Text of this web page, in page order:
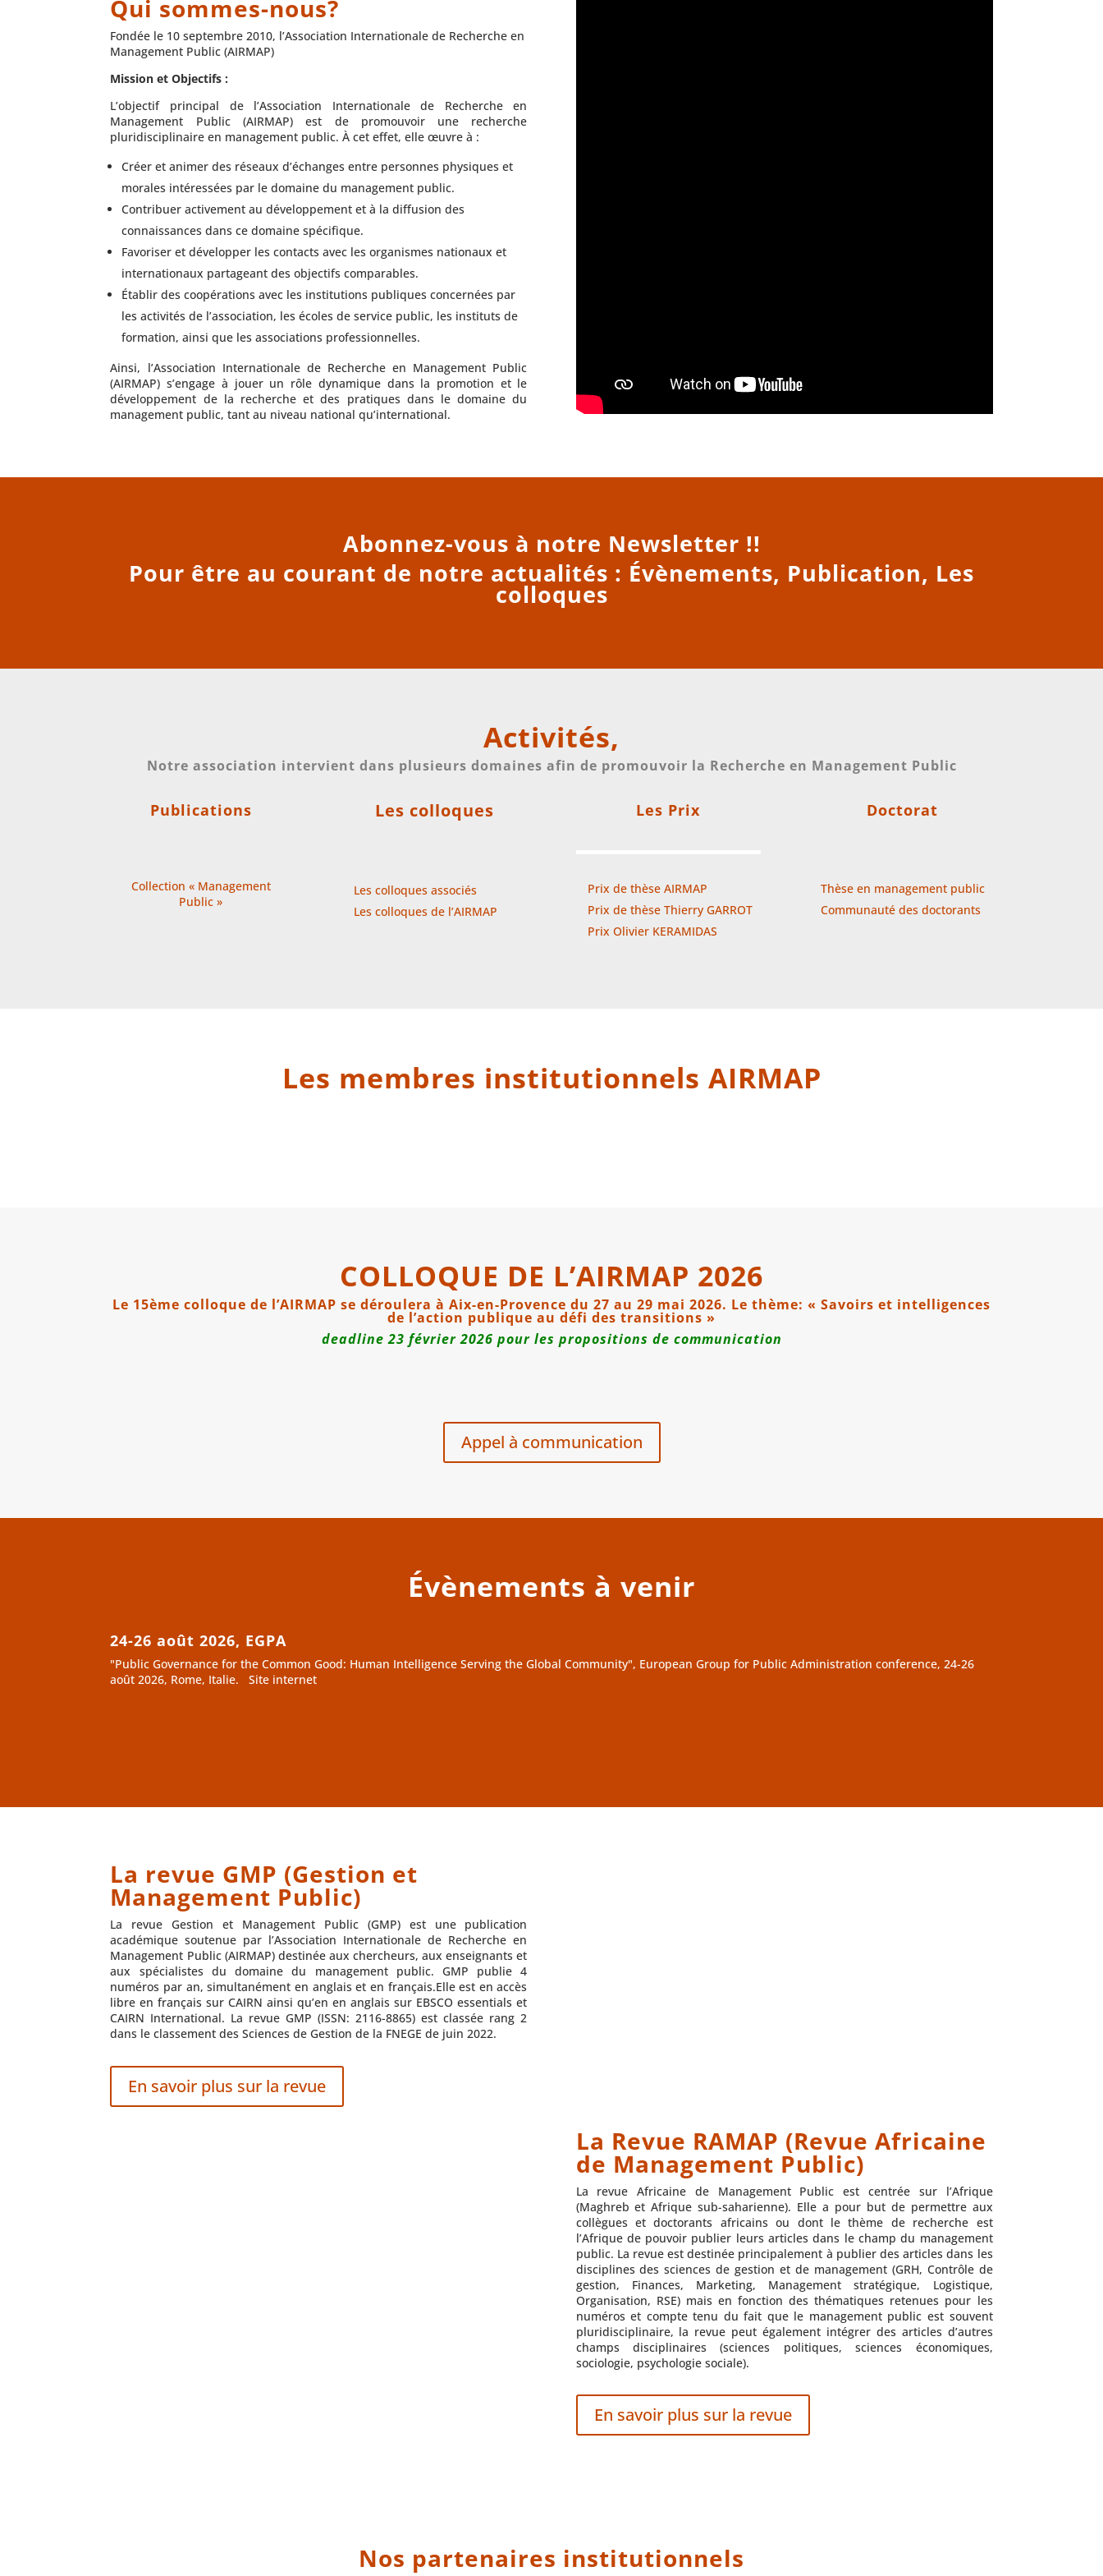
Qui sommes-nous?
Fondée le 10 septembre 2010, l’Association Internationale de Recherche en
Management Public (AIRMAP)
Mission et Objectifs :
L’objectif principal de l’Association Internationale de Recherche en
Management Public (AIRMAP) est de promouvoir une recherche
pluridisciplinaire en management public. À cet effet, elle œuvre à :
Créer et animer des réseaux d’échanges entre personnes physiques et
morales intéressées par le domaine du management public.
Contribuer activement au développement et à la diffusion des
connaissances dans ce domaine spécifique.
Favoriser et développer les contacts avec les organismes nationaux et
internationaux partageant des objectifs comparables.
Établir des coopérations avec les institutions publiques concernées par
les activités de l’association, les écoles de service public, les instituts de
formation, ainsi que les associations professionnelles.
Ainsi, l’Association Internationale de Recherche en Management Public
(AIRMAP) s’engage à jouer un rôle dynamique dans la promotion et le
développement de la recherche et des pratiques dans le domaine du
management public, tant au niveau national qu’international.
Abonnez-vous à notre Newsletter !!
Pour être au courant de notre actualités : Évènements, Publication, Les
colloques
Activités,
Notre association intervient dans plusieurs domaines afin de promouvoir la Recherche en Management Public
Publications
Collection « Management
Public »
Les colloques
Les colloques associés
Les colloques de l’AIRMAP
Les Prix
Prix de thèse AIRMAP
Prix de thèse Thierry GARROT
Prix Olivier KERAMIDAS
Doctorat
Thèse en management public
Communauté des doctorants
Les membres institutionnels AIRMAP
COLLOQUE DE L’AIRMAP 2026
Le 15ème colloque de l’AIRMAP se déroulera à Aix-en-Provence du 27 au 29 mai 2026. Le thème: « Savoirs et intelligences
de l’action publique au défi des transitions »
deadline 23 février 2026 pour les propositions de communication
Appel à communication
Évènements à venir
24-26 août 2026, EGPA
"Public Governance for the Common Good: Human Intelligence Serving the Global Community", European Group for Public Administration conference, 24-26
août 2026, Rome, Italie. Site internet
La revue GMP (Gestion et
Management Public)
La revue Gestion et Management Public (GMP) est une publication
académique soutenue par l’Association Internationale de Recherche en
Management Public (AIRMAP) destinée aux chercheurs, aux enseignants et
aux spécialistes du domaine du management public. GMP publie 4
numéros par an, simultanément en anglais et en français.Elle est en accès
libre en français sur CAIRN ainsi qu’en en anglais sur EBSCO essentials et
CAIRN International. La revue GMP (ISSN: 2116-8865) est classée rang 2
dans le classement des Sciences de Gestion de la FNEGE de juin 2022.
En savoir plus sur la revue
La Revue RAMAP (Revue Africaine
de Management Public)
La revue Africaine de Management Public est centrée sur l’Afrique
(Maghreb et Afrique sub-saharienne). Elle a pour but de permettre aux
collègues et doctorants africains ou dont le thème de recherche est
l’Afrique de pouvoir publier leurs articles dans le champ du management
public. La revue est destinée principalement à publier des articles dans les
disciplines des sciences de gestion et de management (GRH, Contrôle de
gestion, Finances, Marketing, Management stratégique, Logistique,
Organisation, RSE) mais en fonction des thématiques retenues pour les
numéros et compte tenu du fait que le management public est souvent
pluridisciplinaire, la revue peut également intégrer des articles d’autres
champs disciplinaires (sciences politiques, sciences économiques,
sociologie, psychologie sociale).
En savoir plus sur la revue
Nos partenaires institutionnels